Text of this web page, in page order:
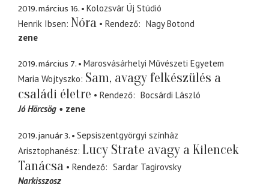
2019. március 16.
Kolozsvár Új Stúdió
Henrik Ibsen Nóra Rendező
Nagy Botond
zene
2019. március 7.
Marosvásárhelyi Művészeti Egyetem
Maria Wojtyszko Sam, avagy felkészülés a
családi életre
Rendező
Bocsárdi László
Jó Hörcsög
zene
2019. január 3.
Sepsiszentgyörgyi színház
Arisztophanész Lucy Strate avagy a Kilencek
Tanácsa
Rendező
Sardar Tagirovsky
Narkisszosz